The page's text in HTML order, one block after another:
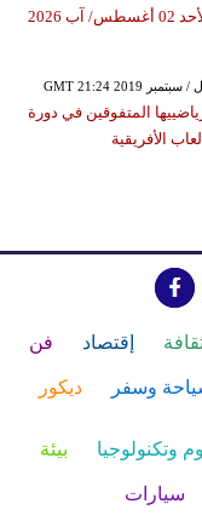
2026
المتفوقين في دورة
الأفريقية
إقتصاد فن
وسفر ديكور
وتكنولوجيا بيئة
سيارات